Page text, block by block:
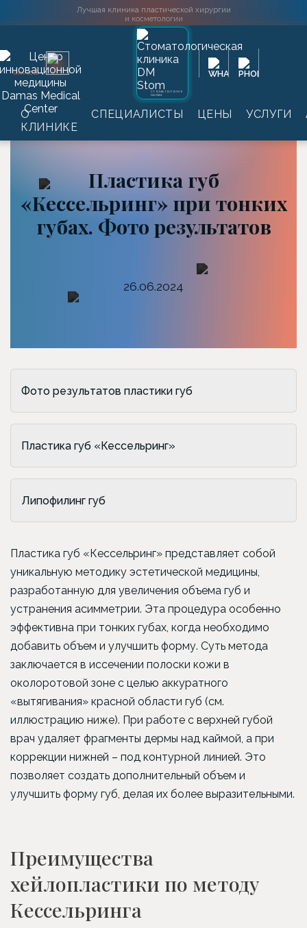
Лучшая клиника пластической хирургии
и косметологии
SINCE2016
СТОМАТОЛОГИЯ
DAMAS
О
КЛИНИКЕ
СПЕЦИАЛИСТЫ ЦЕНЫ УСЛУГИ
Главная
«Кессельринг» при тонких губах. Фото результатов
Пластика губ
«Кессельринг» при тонких
губах. Фото результатов
26.06.2024
Фото результатов пластики губ
Пластика губ «Кессельринг»
Липофилинг губ
Пластика губ «Кессельринг» представляет собой
уникальную методику эстетической медицины,
разработанную для увеличения объема губ и
устранения асимметрии. Эта процедура особенно
эффективна при тонких губах, когда необходимо
добавить объем и улучшить форму. Суть метода
заключается в иссечении полоски кожи в
околоротовой зоне с целью аккуратного
«вытягивания» красной области губ (см.
иллюстрацию ниже). При работе с верхней губой
врач удаляет фрагменты дермы над каймой, а при
коррекции нижней – под контурной линией. Это
позволяет создать дополнительный объем и
улучшить форму губ, делая их более выразительными.
Преимущества
хейлопластики по методу
Кессельринга